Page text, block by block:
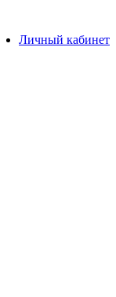
Личный кабинет